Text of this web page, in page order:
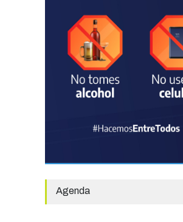
OBRAS Y SERVICIOS
La Municipalidad
más de 304
pesos en ayuda
comunitaria, en
a cientos de
Agenda